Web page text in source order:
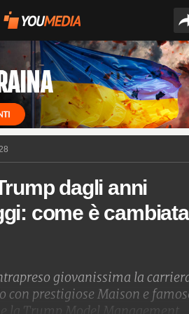
dagli anni
come è cambiata
giovanissima la
con prestigiose Maison e
la Trump Model Management.